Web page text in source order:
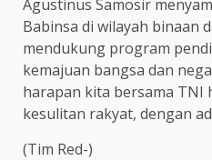
Agustinus Samosir
Babinsa di wilayah binaan
mendukung program
kemajuan bangsa dan
harapan kita bersama TNI
kesulitan rakyat, dengan
(Tim Red-)